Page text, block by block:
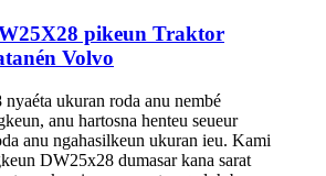
pikeun Traktor
Volvo
ukuran roda anu nembé
anu hartosna henteu seueur
anu ngahasilkeun ukuran ieu. Kami
DW25x28 dumasar kana sarat